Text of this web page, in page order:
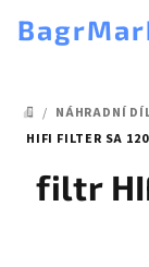
DOMŮ
/ NÁHRADNÍ
HIFI FILTER SA
filtr